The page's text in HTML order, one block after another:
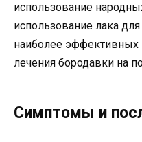
использование
использование лака
наиболее эффективных
лечения бородавки на
Симптомы и